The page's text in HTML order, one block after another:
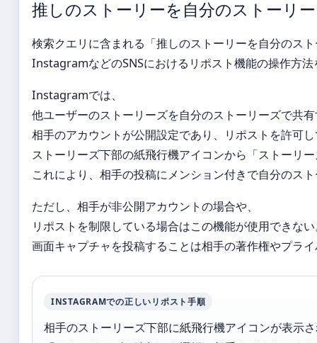
推しのストーリーを自分のストーリ
検索クエリに含まれる「推しのストーリーを自分のス
InstagramなどのSNSにおけるリポスト機能の操作方
Instagramでは、
他ユーザーのストーリーズを自分のストーリーズで共
相手のアカウントが公開設定であり、リポストを許可
ストーリーズ下部の紙飛行機アイコンから「ストーリ
これにより、相手の投稿にメンション付きで自分のス
ただし、相手が非公開アカウントの場合や、
リポストを制限している場合はこの機能が使用できな
画面キャプチャを投稿することは相手の著作権やプラ
INSTAGRAMでの正しいリポスト手順
相手のストーリーズ下部に紙飛行機アイコンが表示